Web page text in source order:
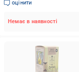
оцінити
Немає в наявності